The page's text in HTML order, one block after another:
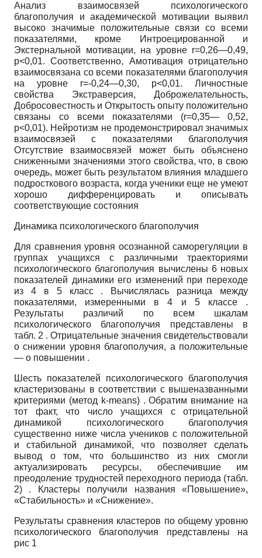
Анализ взаимосвязей психологического
благополучия и академической мотивации выявил
высоко значимые положительные связи со всеми
показателями, кроме Интроецированной и
Экстернальной мотивации, на уровне r=0,26—0,49,
p<0,01.Соответственно, Амотивация отрицательно
взаимосвязана со всеми показателями благополучия
на уровне r=-0,24—0,30, p<0,01. Личностные
свойства Экстраверсия, Доброжелательность,
Добросовестность и Открытость опыту положительно
связаны со всеми показателями (r=0,35— 0,52,
p<0,01). Нейротизм не продемонстрировал значимых
взаимосвязей с показателями благополучия
Отсутствие взаимосвязей может быть объяснено
сниженными значениями этого свойства, что, в свою
очередь, может быть результатом влияния младшего
подросткового возраста, когда ученики еще не умеют
хорошо дифференцировать и описывать
соответствующие состояния
Динамика психологического благополучия
Для сравнения уровня осознанной саморегуляции в
группах учащихся с различными траекториями
психологического благополучия вычислены 6 новых
показателей динамики его изменений при переходе
из 4 в 5 класс . Вычислялась разница между
показателями, измеренными в 4 и 5 классе .
Результаты различий по всем шкалам
психологического благополучия представлены в
табл. 2 . Отрицательные значения свидетельствовали
о снижении уровня благополучия, а положительные
— о повышении .
Шесть показателей психологического благополучия
кластеризованы в соответствии с вышеназванными
критериями (метод k-means) . Обратим внимание на
тот факт, что число учащихся с отрицательной
динамикой психологического благополучия
существенно ниже числа учеников с положительной
и стабильной динамикой, что позволяет сделать
вывод о том, что большинство из них смогли
актуализировать ресурсы, обеспечившие им
преодоление трудностей переходного периода (табл.
2) . Кластеры получили названия «Повышение»,
«Стабильность» и «Снижение».
Результаты сравнения кластеров по общему уровню
психологического благополучия представлены на
рис 1